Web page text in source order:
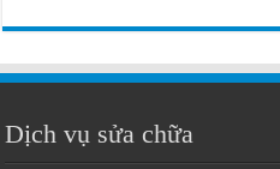
Dịch vụ sửa chữa